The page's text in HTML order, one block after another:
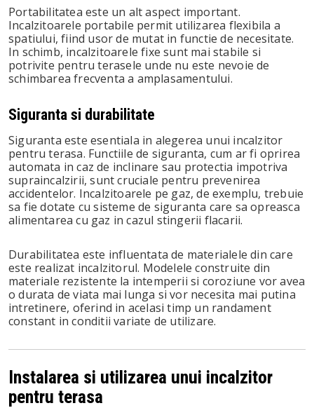
Portabilitatea este un alt aspect important.
Incalzitoarele portabile permit utilizarea flexibila a
spatiului, fiind usor de mutat in functie de necesitate.
In schimb, incalzitoarele fixe sunt mai stabile si
potrivite pentru terasele unde nu este nevoie de
schimbarea frecventa a amplasamentului.
Siguranta si durabilitate
Siguranta este esentiala in alegerea unui incalzitor
pentru terasa. Functiile de siguranta, cum ar fi oprirea
automata in caz de inclinare sau protectia impotriva
supraincalzirii, sunt cruciale pentru prevenirea
accidentelor. Incalzitoarele pe gaz, de exemplu, trebuie
sa fie dotate cu sisteme de siguranta care sa opreasca
alimentarea cu gaz in cazul stingerii flacarii.
Durabilitatea este influentata de materialele din care
este realizat incalzitorul. Modelele construite din
materiale rezistente la intemperii si coroziune vor avea
o durata de viata mai lunga si vor necesita mai putina
intretinere, oferind in acelasi timp un randament
constant in conditii variate de utilizare.
Instalarea si utilizarea unui incalzitor
pentru terasa